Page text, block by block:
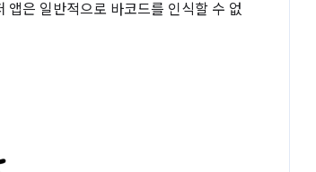
은 일반적으로 바코드를 인식할 수 없